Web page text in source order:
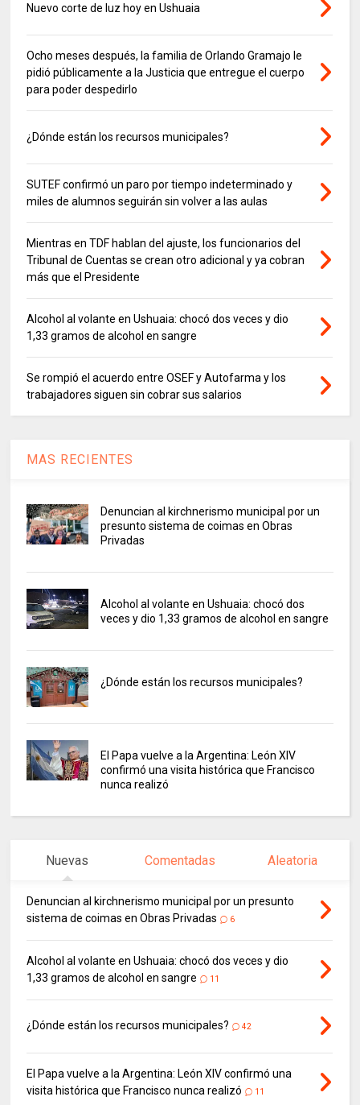
Nuevo corte de luz hoy en Ushuaia
Ocho meses después, la familia de Orlando Gramajo le
pidió públicamente a la Justicia que entregue el cuerpo
para poder despedirlo
¿Dónde están los recursos municipales?
SUTEF confirmó un paro por tiempo indeterminado y
miles de alumnos seguirán sin volver a las aulas
Mientras en TDF hablan del ajuste, los funcionarios del
Tribunal de Cuentas se crean otro adicional y ya cobran
más que el Presidente
Alcohol al volante en Ushuaia: chocó dos veces y dio
1,33 gramos de alcohol en sangre
Se rompió el acuerdo entre OSEF y Autofarma y los
trabajadores siguen sin cobrar sus salarios
MAS RECIENTES
Denuncian al kirchnerismo municipal por un
presunto sistema de coimas en Obras
Privadas
Alcohol al volante en Ushuaia: chocó dos
veces y dio 1,33 gramos de alcohol en sangre
¿Dónde están los recursos municipales?
El Papa vuelve a la Argentina: León XIV
confirmó una visita histórica que Francisco
nunca realizó
Nuevas Comentadas Aleatoria
Denuncian al kirchnerismo municipal por un presunto
sistema de coimas en Obras Privadas
6
Alcohol al volante en Ushuaia: chocó dos veces y dio
1,33 gramos de alcohol en sangre
11
¿Dónde están los recursos municipales? 42
El Papa vuelve a la Argentina: León XIV confirmó una
visita histórica que Francisco nunca realizó
11